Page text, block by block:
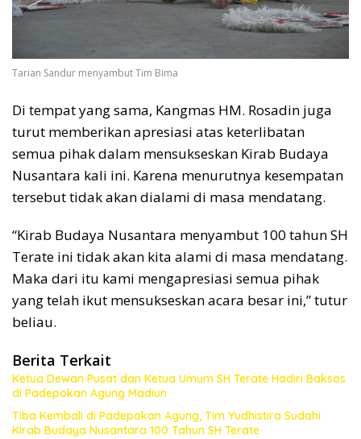
Tarian Sandur menyambut Tim Bima
Di tempat yang sama, Kangmas HM. Rosadin juga
turut memberikan apresiasi atas keterlibatan
semua pihak dalam mensukseskan Kirab Budaya
Nusantara kali ini. Karena menurutnya kesempatan
tersebut tidak akan dialami di masa mendatang.
“Kirab Budaya Nusantara menyambut 100 tahun SH
Terate ini tidak akan kita alami di masa mendatang.
Maka dari itu kami mengapresiasi semua pihak
yang telah ikut mensukseskan acara besar ini,” tutur
beliau.
Berita Terkait
Ketua Dewan Pusat dan Ketua Umum SH Terate Hadiri Baksos
di Padepokan Agung Madiun
Tiba Kembali di Padepokan Agung, Tim Yudhistira Sudahi
Kirab Budaya Nusantara 100 Tahun SH Terate